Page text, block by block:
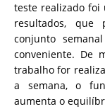
teste realizado foi
resultados, que
conjunto
conveniente. De
trabalho for
a semana, o
aumenta o